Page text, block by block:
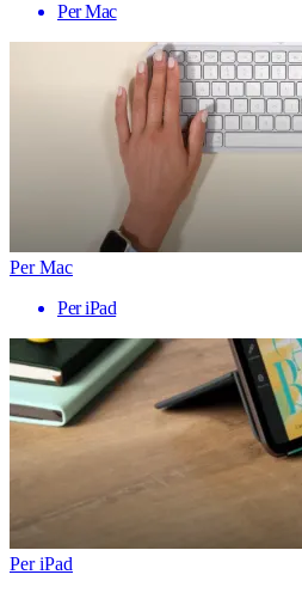
Per Mac
Per Mac
Per iPad
Per iPad